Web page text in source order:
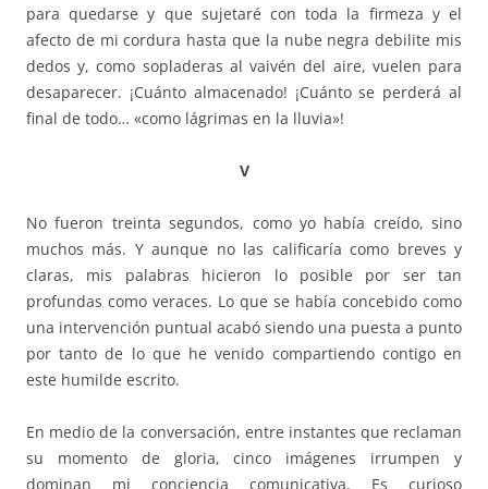
para quedarse y que sujetaré con toda la firmeza y el
afecto de mi cordura hasta que la nube negra debilite mis
dedos y, como sopladeras al vaivén del aire, vuelen para
desaparecer. ¡Cuánto almacenado! ¡Cuánto se perderá al
final de todo… «como lágrimas en la lluvia»!
V
No fueron treinta segundos, como yo había creído, sino
muchos más. Y aunque no las calificaría como breves y
claras, mis palabras hicieron lo posible por ser tan
profundas como veraces. Lo que se había concebido como
una intervención puntual acabó siendo una puesta a punto
por tanto de lo que he venido compartiendo contigo en
este humilde escrito.
En medio de la conversación, entre instantes que reclaman
su momento de gloria, cinco imágenes irrumpen y
dominan mi conciencia comunicativa. Es curioso